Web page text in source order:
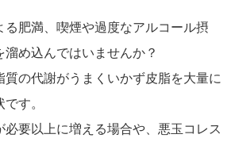
る肥満、喫煙や過度なアルコール摂
め込んではいませんか？
質の代謝がうまくいかず皮脂を大量に
す。
必要以上に増える場合や、悪玉コレス